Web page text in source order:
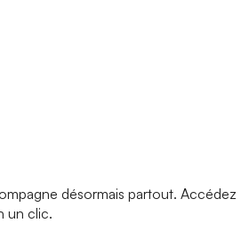
désormais partout. Accédez
un clic.